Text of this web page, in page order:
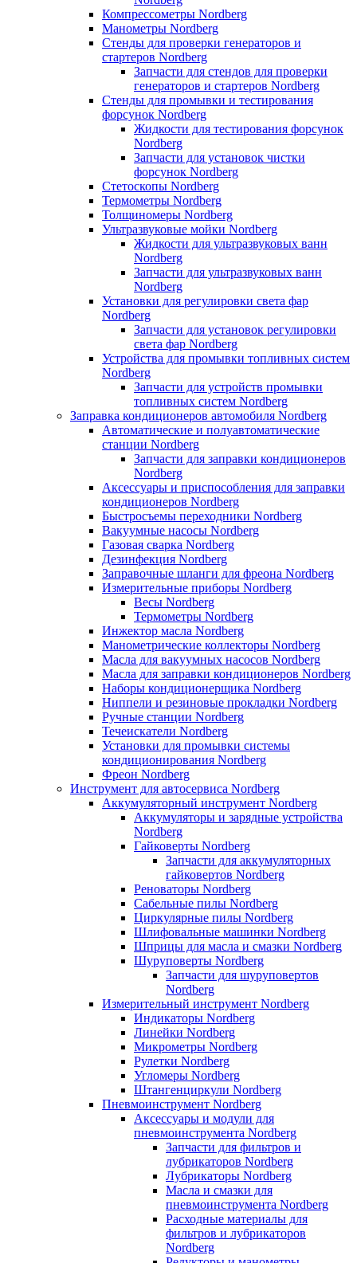
Компрессометры Nordberg
Манометры Nordberg
Стенды для проверки генераторов и
стартеров Nordberg
Запчасти для стендов для проверки
генераторов и стартеров Nordberg
Стенды для промывки и тестирования
форсунок Nordberg
Жидкости для тестирования форсунок
Nordberg
Запчасти для установок чистки
форсунок Nordberg
Стетоскопы Nordberg
Термометры Nordberg
Толщиномеры Nordberg
Ультразвуковые мойки Nordberg
Жидкости для ультразвуковых ванн
Nordberg
Запчасти для ультразвуковых ванн
Nordberg
Установки для регулировки света фар
Nordberg
Запчасти для установок регулировки
света фар Nordberg
Устройства для промывки топливных систем
Nordberg
Запчасти для устройств промывки
топливных систем Nordberg
Заправка кондиционеров автомобиля Nordberg
Автоматические и полуавтоматические
станции Nordberg
Запчасти для заправки кондиционеров
Nordberg
Аксессуары и приспособления для заправки
кондиционеров Nordberg
Быстросъемы переходники Nordberg
Вакуумные насосы Nordberg
Газовая сварка Nordberg
Дезинфекция Nordberg
Заправочные шланги для фреона Nordberg
Измерительные приборы Nordberg
Весы Nordberg
Термометры Nordberg
Инжектор масла Nordberg
Манометрические коллекторы Nordberg
Масла для вакуумных насосов Nordberg
Масла для заправки кондиционеров Nordberg
Наборы кондиционерщика Nordberg
Ниппели и резиновые прокладки Nordberg
Ручные станции Nordberg
Течеискатели Nordberg
Установки для промывки системы
кондиционирования Nordberg
Фреон Nordberg
Инструмент для автосервиса Nordberg
Аккумуляторный инструмент Nordberg
Аккумуляторы и зарядные устройства
Nordberg
Гайковерты Nordberg
Запчасти для аккумуляторных
гайковертов Nordberg
Реноваторы Nordberg
Сабельные пилы Nordberg
Циркулярные пилы Nordberg
Шлифовальные машинки Nordberg
Шприцы для масла и смазки Nordberg
Шуруповерты Nordberg
Запчасти для шуруповертов
Nordberg
Измерительный инструмент Nordberg
Индикаторы Nordberg
Линейки Nordberg
Микрометры Nordberg
Рулетки Nordberg
Угломеры Nordberg
Штангенциркули Nordberg
Пневмоинструмент Nordberg
Аксессуары и модули для
пневмоинструмента Nordberg
Запчасти для фильтров и
лубрикаторов Nordberg
Лубрикаторы Nordberg
Масла и смазки для
пневмоинструмента Nordberg
Расходные материалы для
фильтров и лубрикаторов
Nordberg